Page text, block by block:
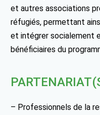
et autres associations
réfugiés, permettant
et intégrer socialement
bénéficiaires du
– Professionnels de la